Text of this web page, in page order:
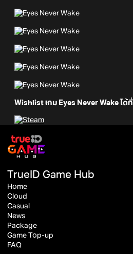
Wishlist เกม Eyes Never Wake ได้ที่
TrueID Game Hub
Home
Cloud
Casual
News
Package
Game Top-up
FAQ